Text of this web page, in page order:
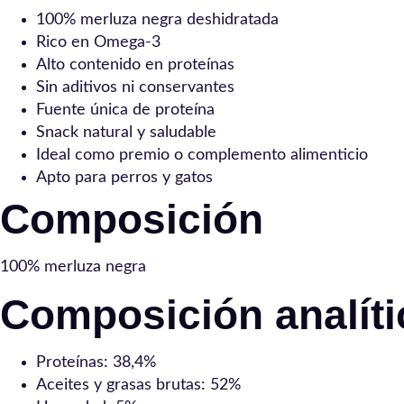
100% merluza negra deshidratada
Rico en Omega-3
Alto contenido en proteínas
Sin aditivos ni conservantes
Fuente única de proteína
Snack natural y saludable
Ideal como premio o complemento alimenticio
Apto para perros y gatos
Composición
100% merluza negra
Composición
Proteínas: 38,4%
Aceites y grasas brutas: 52%